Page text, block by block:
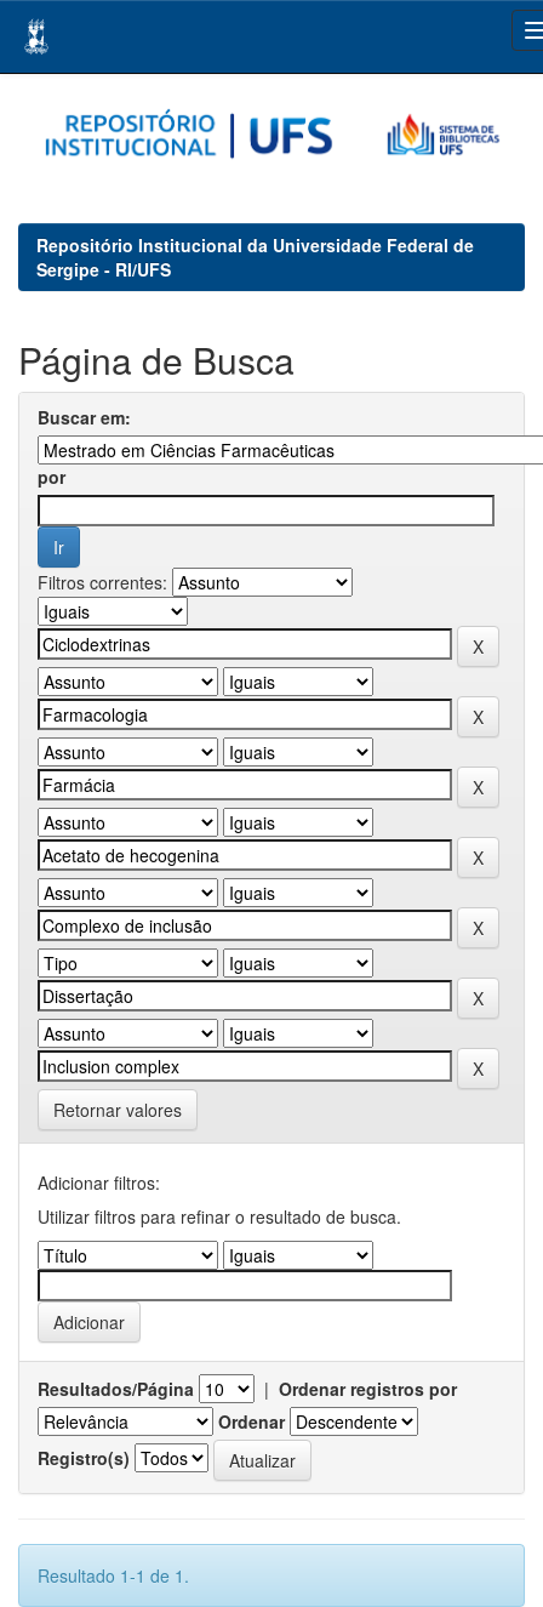
navigation
Repositório Institucional da Universidade Federal de
Sergipe - RI/UFS
Página de Busca
Buscar em:
por
Filtros correntes:
Retornar valores
Adicionar filtros:
Utilizar filtros para refinar o resultado de busca.
Resultados/Página | Ordenar registros por
Ordenar
Registro(s)
Resultado 1-1 de 1.